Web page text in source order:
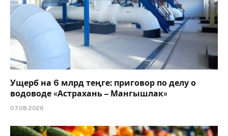
Ущерб на 6 млрд теңге: приговор по делу о
водоводе «Астрахань – Мангышлак»
07.08.2026